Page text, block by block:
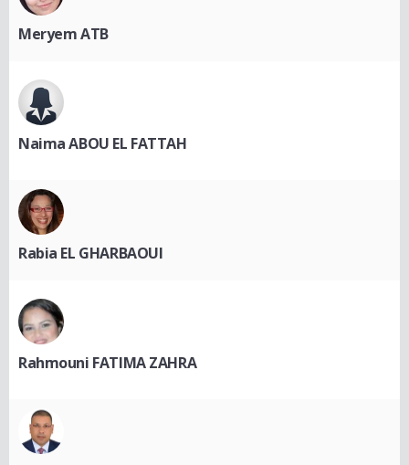
Meryem ATB
Naima ABOU EL FATTAH
Rabia EL GHARBAOUI
Rahmouni FATIMA ZAHRA